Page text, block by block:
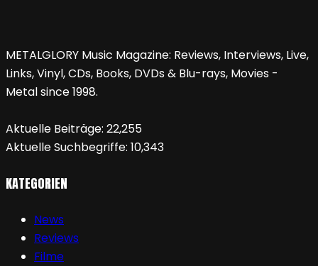
METALGLORY Music Magazine: Reviews, Interviews, Live,
Links, Vinyl, CDs, Books, DVDs & Blu-rays, Movies -
Metal since 1998.
Aktuelle Beiträge: 22,255
Aktuelle Suchbegriffe: 10,343
KATEGORIEN
News
Reviews
Filme